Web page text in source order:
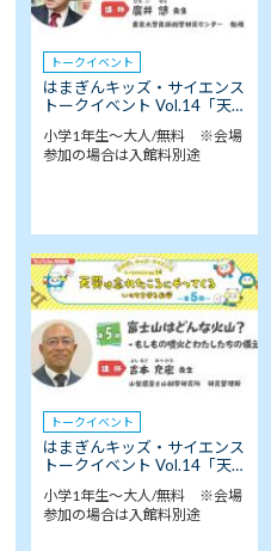
トークイベント
はまぎんキッズ・サイエンス
トークイベント Vol.14「天…
小学1年生～大人/無料 ※会場
参加の場合は入館料別途
トークイベント
はまぎんキッズ・サイエンス
トークイベント Vol.14「天…
小学1年生～大人/無料 ※会場
参加の場合は入館料別途